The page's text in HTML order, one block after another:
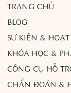
TRANG CHỦ
BLOG
SỰ KIỆN &
KHÓA HỌC &
CÔNG CỤ HỖ
CHẨN ĐOÁN &